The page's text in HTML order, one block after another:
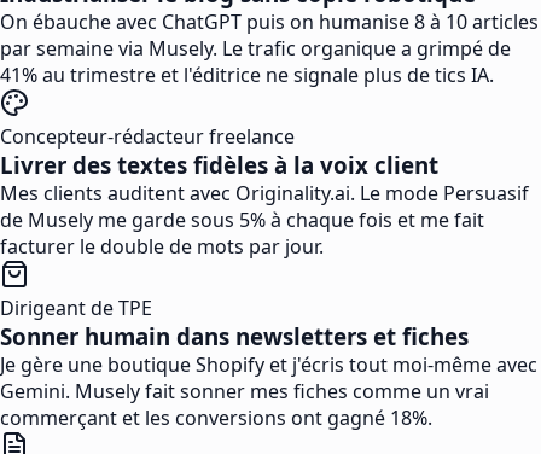
On ébauche avec ChatGPT puis on humanise 8 à 10 articles
par semaine via Musely. Le trafic organique a grimpé de
41% au trimestre et l'éditrice ne signale plus de tics IA.
Concepteur-rédacteur freelance
Livrer des textes fidèles à la voix client
Mes clients auditent avec Originality.ai. Le mode Persuasif
de Musely me garde sous 5% à chaque fois et me fait
facturer le double de mots par jour.
Dirigeant de TPE
Sonner humain dans newsletters et fiches
Je gère une boutique Shopify et j'écris tout moi-même avec
Gemini. Musely fait sonner mes fiches comme un vrai
commerçant et les conversions ont gagné 18%.